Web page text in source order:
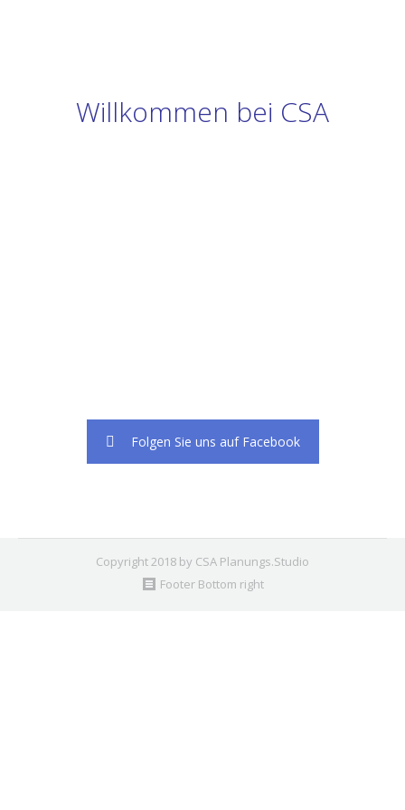
Willkommen bei CSA
Folgen Sie uns auf Facebook
Copyright 2018 by CSA Planungs.Studio
Footer Bottom right